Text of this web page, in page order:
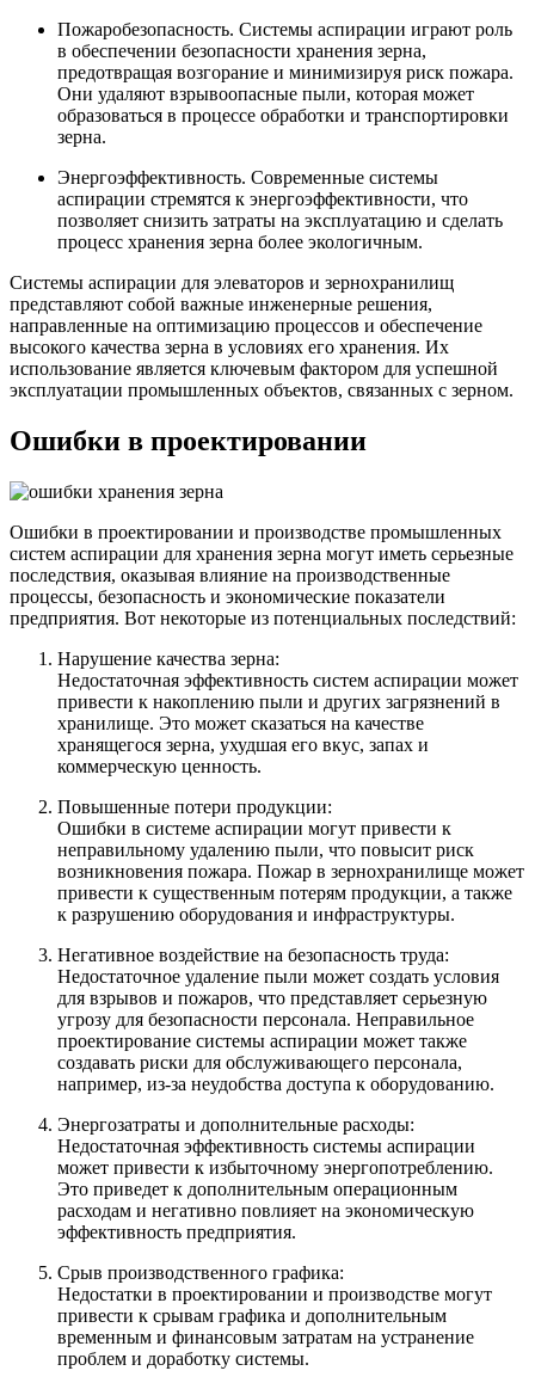
Пожаробезопасность. Системы аспирации играют роль
в обеспечении безопасности хранения зерна,
предотвращая возгорание и минимизируя риск пожара.
Они удаляют взрывоопасные пыли, которая может
образоваться в процессе обработки и транспортировки
зерна.
Энергоэффективность. Современные системы
аспирации стремятся к энергоэффективности, что
позволяет снизить затраты на эксплуатацию и сделать
процесс хранения зерна более экологичным.
Системы аспирации для элеваторов и зернохранилищ
представляют собой важные инженерные решения,
направленные на оптимизацию процессов и обеспечение
высокого качества зерна в условиях его хранения. Их
использование является ключевым фактором для успешной
эксплуатации промышленных объектов, связанных с зерном.
Ошибки в проектировании
Ошибки в проектировании и производстве промышленных
систем аспирации для хранения зерна могут иметь серьезные
последствия, оказывая влияние на производственные
процессы, безопасность и экономические показатели
предприятия. Вот некоторые из потенциальных последствий:
Нарушение качества зерна:
Недостаточная эффективность систем аспирации может
привести к накоплению пыли и других загрязнений в
хранилище. Это может сказаться на качестве
хранящегося зерна, ухудшая его вкус, запах и
коммерческую ценность.
Повышенные потери продукции:
Ошибки в системе аспирации могут привести к
неправильному удалению пыли, что повысит риск
возникновения пожара. Пожар в зернохранилище может
привести к существенным потерям продукции, а также
к разрушению оборудования и инфраструктуры.
Негативное воздействие на безопасность труда:
Недостаточное удаление пыли может создать условия
для взрывов и пожаров, что представляет серьезную
угрозу для безопасности персонала. Неправильное
проектирование системы аспирации может также
создавать риски для обслуживающего персонала,
например, из-за неудобства доступа к оборудованию.
Энергозатраты и дополнительные расходы:
Недостаточная эффективность системы аспирации
может привести к избыточному энергопотреблению.
Это приведет к дополнительным операционным
расходам и негативно повлияет на экономическую
эффективность предприятия.
Срыв производственного графика:
Недостатки в проектировании и производстве могут
привести к срывам графика и дополнительным
временным и финансовым затратам на устранение
проблем и доработку системы.